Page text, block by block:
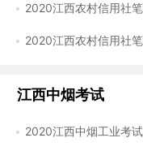
2020江西农村信用社
2020江西农村信用社
江西中烟考试
2020江西中烟工业考